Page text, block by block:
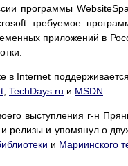
программы
требуемое
приложений в
в Internet
TechDays.ru и MSDN
выступления г-н
релизы и упомянул о
и Мариинского